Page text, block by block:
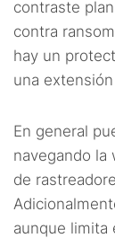
contraste
contra
hay un
una
En general
navegando la
de
aunque limita